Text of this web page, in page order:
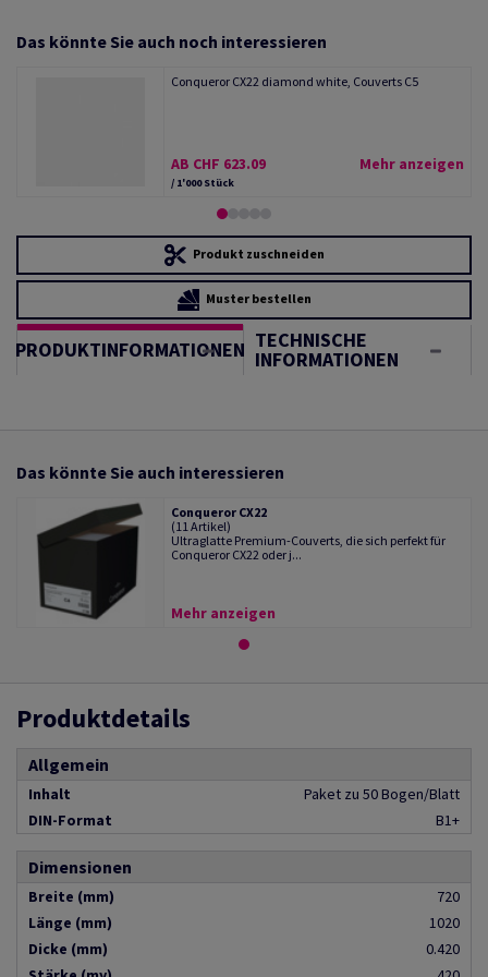
Das könnte Sie auch noch interessieren
Conqueror CX22 diamond white, Couverts C5
AB CHF 623.09
/ 1'000 Stück
Mehr anzeigen
Produkt zuschneiden
Muster bestellen
PRODUKTINFORMATIONEN TECHNISCHE
INFORMATIONEN
Das könnte Sie auch interessieren
Conqueror CX22
(11 Artikel)
Ultraglatte Premium-Couverts, die sich perfekt für
Conqueror CX22 oder j...
Mehr anzeigen
Produktdetails
Allgemein
Inhalt
Paket zu 50 Bogen/Blatt
DIN-Format
B1+
Dimensionen
Breite (mm)
720
Länge (mm)
1020
Dicke (mm)
0.420